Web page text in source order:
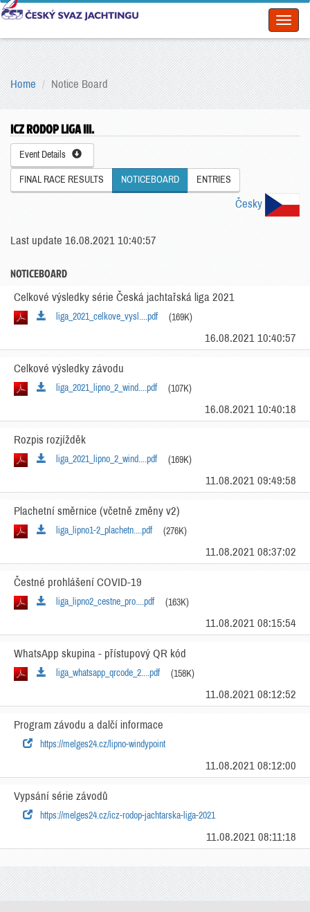
Home Notice Board
ICZ RODOP LIGA III.
Event Details
FINAL RACE RESULTS NOTICEBOARD ENTRIES
Česky
Last update 16.08.2021 10:40:57
NOTICEBOARD
Celkové výsledky série Česká jachtařská liga 2021
liga_2021_celkove_vysl....pdf (169K)
16.08.2021 10:40:57
Celkové výsledky závodu
liga_2021_lipno_2_wind....pdf (107K)
16.08.2021 10:40:18
Rozpis rozjížděk
liga_2021_lipno_2_wind....pdf (169K)
11.08.2021 09:49:58
Plachetní směrnice (včetně změny v2)
liga_lipno1-2_plachetn....pdf (276K)
11.08.2021 08:37:02
Čestné prohlášení COVID-19
liga_lipno2_cestne_pro....pdf (163K)
11.08.2021 08:15:54
WhatsApp skupina - přístupový QR kód
liga_whatsapp_qrcode_2....pdf (158K)
11.08.2021 08:12:52
Program závodu a dalčí informace
https://melges24.cz/lipno-windypoint
11.08.2021 08:12:00
Vypsání série závodů
https://melges24.cz/icz-rodop-jachtarska-liga-2021
11.08.2021 08:11:18